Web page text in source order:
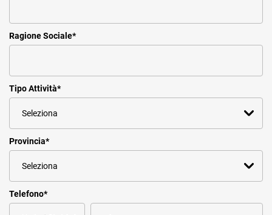
Ragione Sociale*
Tipo Attività*
Provincia*
Telefono*